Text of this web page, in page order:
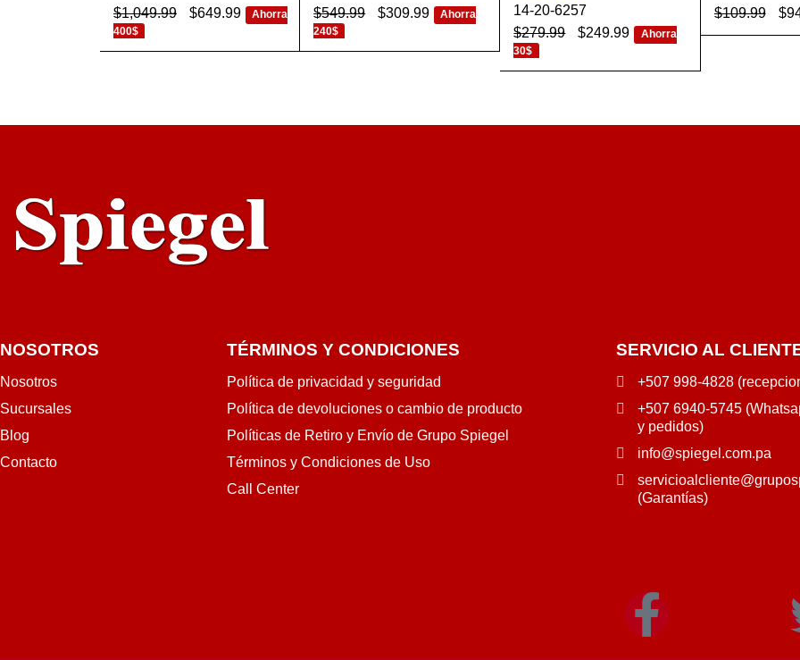
$1,049.99 $649.99
Ahorra
400$
AÑADIR AL CA
VISTA
$549.99 $309.99
Ahorra
240$
AÑADIR AL CA
VISTA
14-20-6257
$279.99 $249.99
Ahorra
30$
AÑADIR AL CA
VISTA
$109.99 $
AÑADIR AL
NOSOTROS
Nosotros
Sucursales
Blog
Contacto
TÉRMINOS Y CONDICIONES
Política de privacidad y seguridad
Política de devoluciones o cambio de producto
Políticas de Retiro y Envío de Grupo Spiegel
Términos y Condiciones de Uso
Call Center
SERVICIO AL
+507 998-4828
+507 6940-5745
y pedidos)
info@spiegel.com.pa
(Garantías)